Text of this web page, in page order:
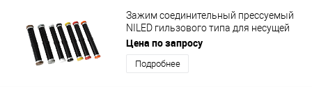
Зажим соединительный прессуемый
NILED гильзового типа для несущей
нулевой жилы MJPT 70N
Цена по запросу
Подробнее